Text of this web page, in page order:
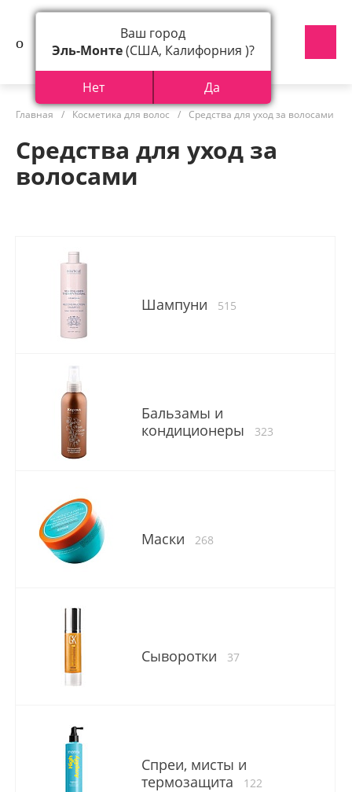
Главная / Косметика для волос / Средства для уход за волосами
Средства для уход за
волосами
Шампуни 515
Бальзамы и
кондиционеры
323
Маски 268
Сыворотки 37
Спреи, мисты и
термозащита
122
Ваш город
Эль-Монте(США, Калифорния )?
Нет Да